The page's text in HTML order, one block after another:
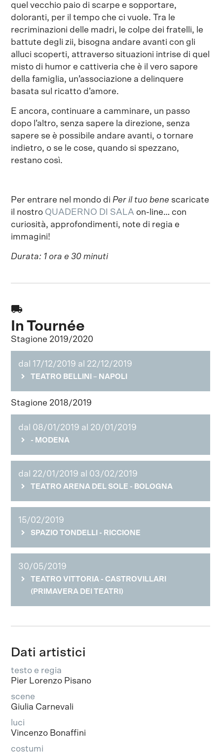
quel vecchio paio di scarpe e sopportare,
doloranti, per il tempo che ci vuole. Tra le
recriminazioni delle madri, le colpe dei fratelli, le
battute degli zii, bisogna andare avanti con gli
alluci scoperti, attraverso situazioni intrise di quel
misto di humor e cattiveria che è il vero sapore
della famiglia, un’associazione a delinquere
basata sul ricatto d’amore.
E ancora, continuare a camminare, un passo
dopo l’altro, senza sapere la direzione, senza
sapere se è possibile andare avanti, o tornare
indietro, o se le cose, quando si spezzano,
restano così.
Per entrare nel mondo di Per il tuo bene scaricate
il nostro QUADERNO DI SALA on-line… con
curiosità, approfondimenti, note di regia e
immagini!
Durata: 1 ora e 30 minuti
local_shipping
In Tournée
Stagione 2019/2020
dal 17/12/2019 al 22/12/2019
TEATRO BELLINI – NAPOLI
Stagione 2018/2019
dal 08/01/2019 al 20/01/2019
- MODENA
dal 22/01/2019 al 03/02/2019
TEATRO ARENA DEL SOLE - BOLOGNA
15/02/2019
SPAZIO TONDELLI - RICCIONE
30/05/2019
TEATRO VITTORIA - CASTROVILLARI
(PRIMAVERA DEI TEATRI)
Dati artistici
testo e regia
Pier Lorenzo Pisano
scene
Giulia Carnevali
luci
Vincenzo Bonaffini
costumi